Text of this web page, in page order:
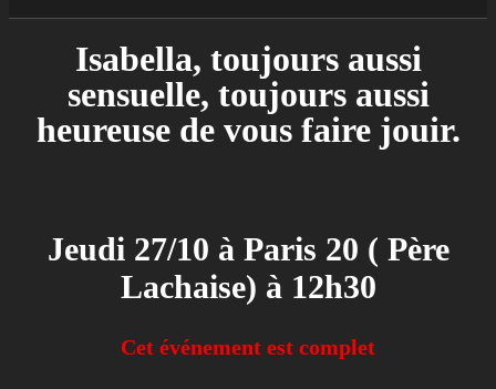
Isabella, toujours aussi
sensuelle, toujours aussi
heureuse de vous faire jouir.
Jeudi 27/10 à Paris 20 ( Père
Lachaise) à 12h30
Cet événement est complet